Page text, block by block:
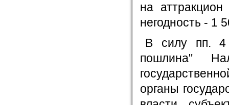
на
негодность - 1
В силу пп. 4
пошлина"
органы